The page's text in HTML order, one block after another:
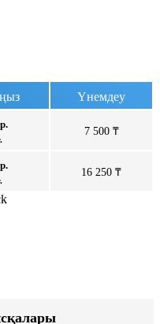
Үнемдеу
7 500 ₸
16 250 ₸